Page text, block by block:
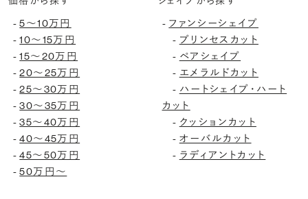
-5〜10万円
-10〜15万円
-15〜20万円
-20〜25万円
-25〜30万円
-30〜35万円
-35〜40万円
-40〜45万円
-45〜50万円
-50万円〜
- ファンシーシェイプ
- プリンセスカット
- ペアシェイプ
- エメラルドカット
- ハートシェイプ・ハート
カット
- クッションカット
- オーバルカット
- ラディアントカット